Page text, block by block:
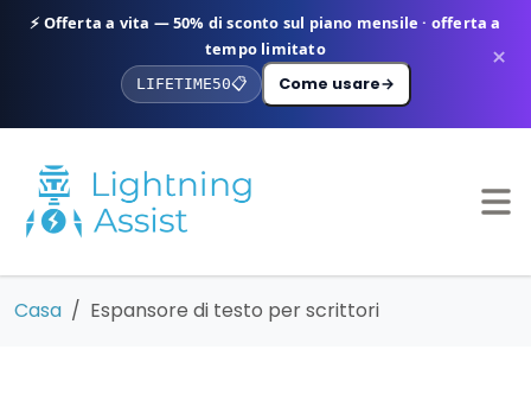
⚡ Offerta a vita — 50% di sconto sul piano mensile · offerta a
tempo limitato
LIFETIME50📋 Come usare→
×
Casa Espansore di testo per scrittori